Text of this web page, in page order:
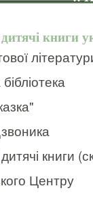
книги
дитячі книги
Центру